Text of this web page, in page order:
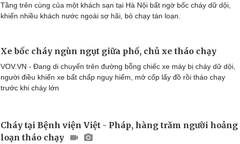
Tầng trên cùng của một khách sạn tại Hà Nội bất ngờ bốc cháy dữ dội,
khiến nhiều khách nước ngoài sợ hãi, bỏ chạy tán loạn.
Xe bốc cháy ngùn ngụt giữa phố, chủ xe tháo chạy
VOV.VN - Đang di chuyển trên đường bỗng chiếc xe máy bị cháy dữ dội,
người điều khiển xe bất chấp nguy hiểm, mở cốp lấy đồ rồi tháo chạy
trước khi cháy lớn
Cháy tại Bệnh viện Việt - Pháp, hàng trăm người hoảng
loạn tháo chạy